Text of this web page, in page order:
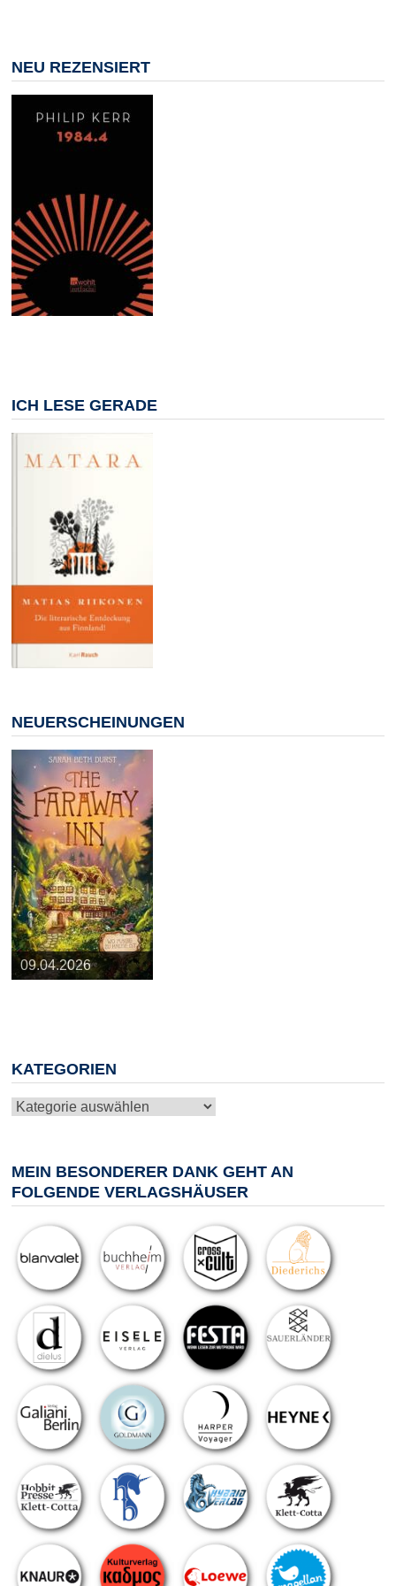
NEU REZENSIERT
ICH LESE GERADE
NEUERSCHEINUNGEN
25.03.2026
09.04.2026
20.05.2026
10.06.2026
13.08.2026
KATEGORIEN
Kategorien
MEIN BESONDERER DANK GEHT AN
FOLGENDE VERLAGSHÄUSER